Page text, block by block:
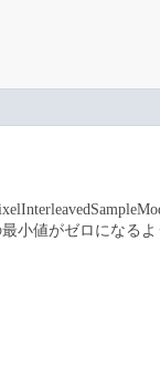
小値がゼロになるよ